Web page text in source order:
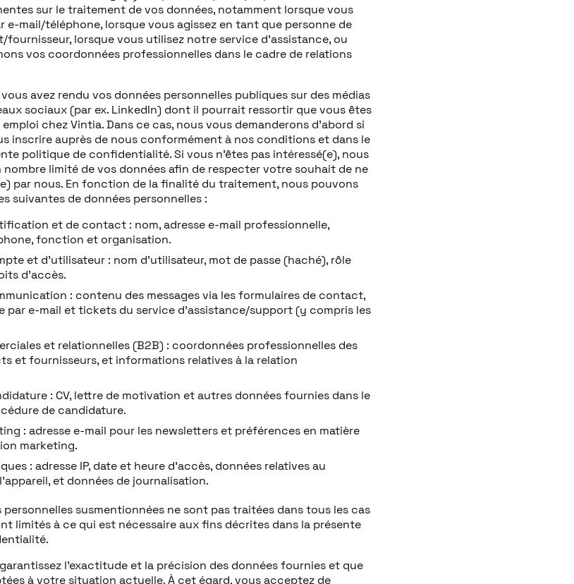
sur le traitement de vos données, notamment lorsque vous
e-mail/téléphone, lorsque vous agissez en tant que personne de
lorsque vous utilisez notre service d’assistance, ou
vos coordonnées professionnelles dans le cadre de relations
avez rendu vos données personnelles publiques sur des médias
sociaux (par ex. LinkedIn) dont il pourrait ressortir que vous êtes
chez Vintia. Dans ce cas, nous vous demanderons d’abord si
inscrire auprès de nous conformément à nos conditions et dans le
politique de confidentialité. Si vous n’êtes pas intéressé(e), nous
limité de vos données afin de respecter votre souhait de ne
par nous. En fonction de la finalité du traitement, nous pouvons
suivantes de données personnelles :
et de contact : nom, adresse e-mail professionnelle,
fonction et organisation.
et d’utilisateur : nom d’utilisateur, mot de passe (haché), rôle
d’accès.
: contenu des messages via les formulaires de contact,
par e-mail et tickets du service d’assistance/support (y compris les
et relationnelles (B2B) : coordonnées professionnelles des
et fournisseurs, et informations relatives à la relation
: CV, lettre de motivation et autres données fournies dans le
de candidature.
: adresse e-mail pour les newsletters et préférences en matière
marketing.
: adresse IP, date et heure d’accès, données relatives au
et données de journalisation.
personnelles susmentionnées ne sont pas traitées dans tous les cas
limités à ce qui est nécessaire aux fins décrites dans la présente
l’exactitude et la précision des données fournies et que
à votre situation actuelle. À cet égard, vous acceptez de